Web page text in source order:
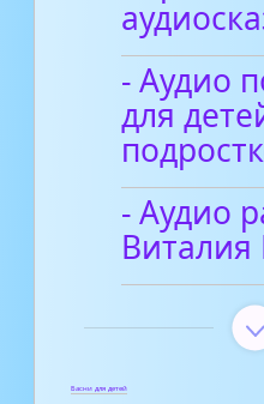
- Аудио
для
- Аудио
Виталия
Басни для детей